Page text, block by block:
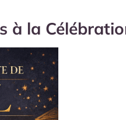
à la